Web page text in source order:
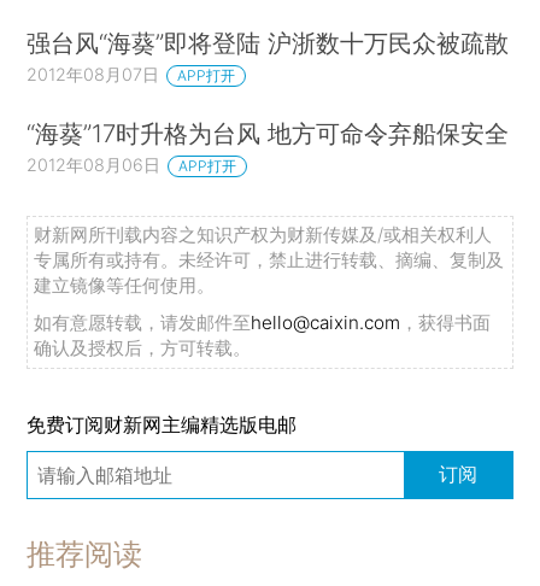
强台风“海葵”即将登陆 沪浙数十万民众被疏散
2012年08月07日 APP打开
“海葵”17时升格为台风 地方可命令弃船保安全
2012年08月06日 APP打开
财新网所刊载内容之知识产权为财新传媒及/或相关权利人
专属所有或持有。未经许可，禁止进行转载、摘编、复制及
建立镜像等任何使用。
如有意愿转载，请发邮件至hello@caixin.com ，获得书面
确认及授权后，方可转载。
免费订阅财新网主编精选版电邮
订阅
推荐阅读